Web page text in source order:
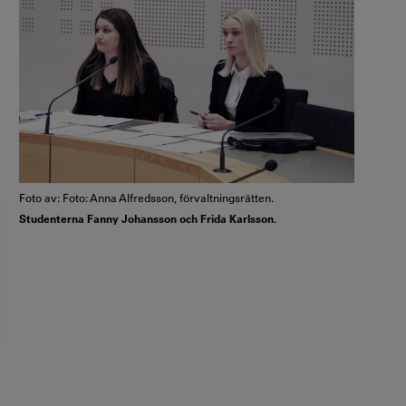
Foto av: Foto: Anna Alfredsson, förvaltningsrätten.
Studenterna Fanny Johansson och Frida Karlsson.